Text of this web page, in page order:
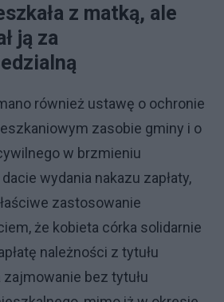
z matką, ale
ją za
również ustawę o ochronie
zasobie gminy i o
w brzmieniu
wydania nakazu zapłaty,
zastosowanie
że kobieta córka solidarnie
należności z tytułu
bez tytułu